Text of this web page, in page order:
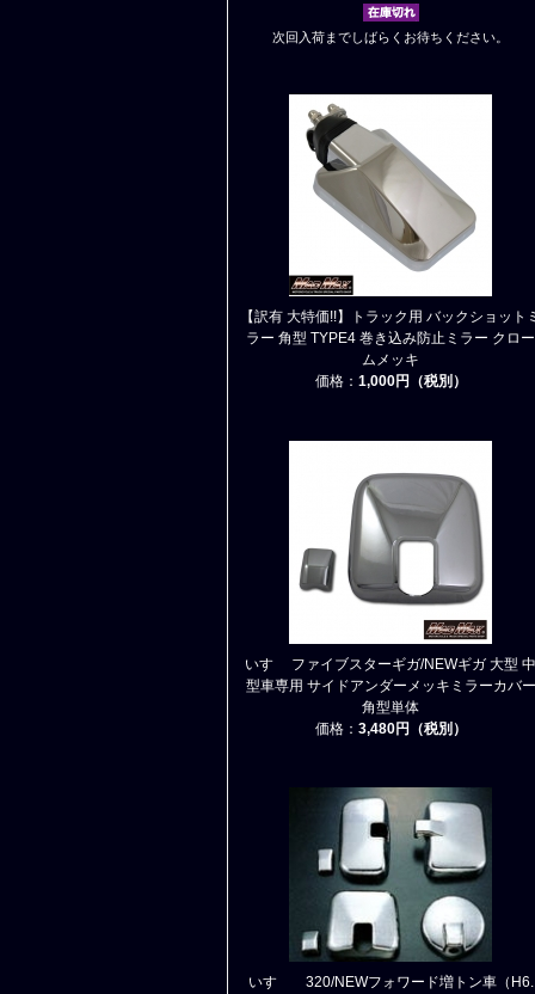
次回入荷までしばらくお待ちください。
【訳有 大特価!!】トラック用 バックショット
ラー 角型 TYPE4 巻き込み防止ミラー クロー
ムメッキ
価格： 1,000円（税別）
いすゞ ファイブスターギガ/NEWギガ 大型 中
型車専用 サイドアンダーメッキミラーカバー
角型単体
価格： 3,480円（税別）
いすゞ 320/NEWフォワード増トン車（H6.